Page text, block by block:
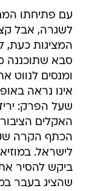
עם פתיחתו
לשגרה, אבל
המציגות כעת,
סבא שתוכננה
ומנסים לנווט
אינו נראה
שעל הפרק:
האקלים
הכתף הקרה
לישראל.
ביקש להסיר את
שהציג בעבר